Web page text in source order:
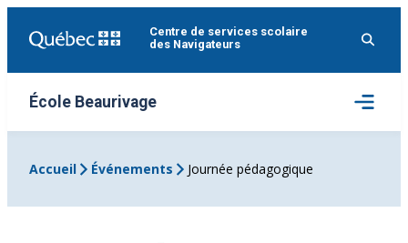
Centre de services scolaire
des Navigateurs
École Beaurivage
Ouvrir
le
menu
Accueil
Événements Journée pédagogique